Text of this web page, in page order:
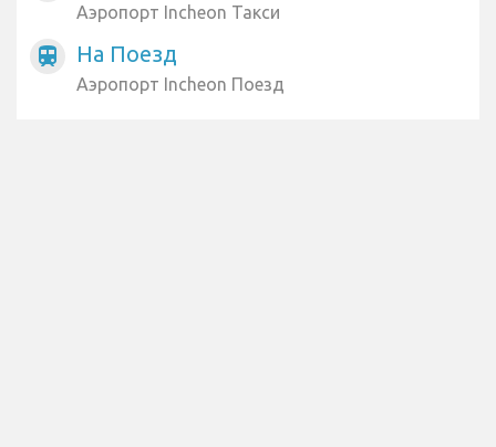
Аэропорт Incheon Такси
train На Поезд
Аэропорт Incheon Поезд